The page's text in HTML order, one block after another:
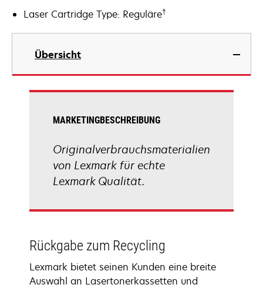
Laser Cartridge Type: Reguläre†
Übersicht
MARKETINGBESCHREIBUNG
Originalverbrauchsmaterialien
von Lexmark für echte
Lexmark Qualität.
Rückgabe zum Recycling
Lexmark bietet seinen Kunden eine breite
Auswahl an Lasertonerkassetten und